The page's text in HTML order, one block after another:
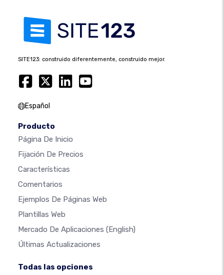
SITE123: construido diferentemente, construido mejor.
Español
Producto
Página De Inicio
Fijación De Precios
Características
Comentarios
Ejemplos De Páginas Web
Plantillas Web
Mercado De Aplicaciones (English)
Últimas Actualizaciones
Todas las opciones